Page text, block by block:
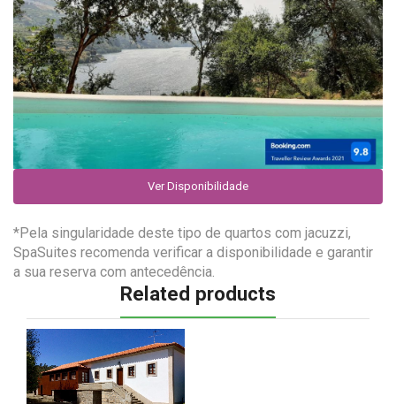
Ver Disponibilidade
*Pela singularidade deste tipo de quartos com jacuzzi,
SpaSuites recomenda verificar a disponibilidade e garantir
a sua reserva com antecedência.
Related products